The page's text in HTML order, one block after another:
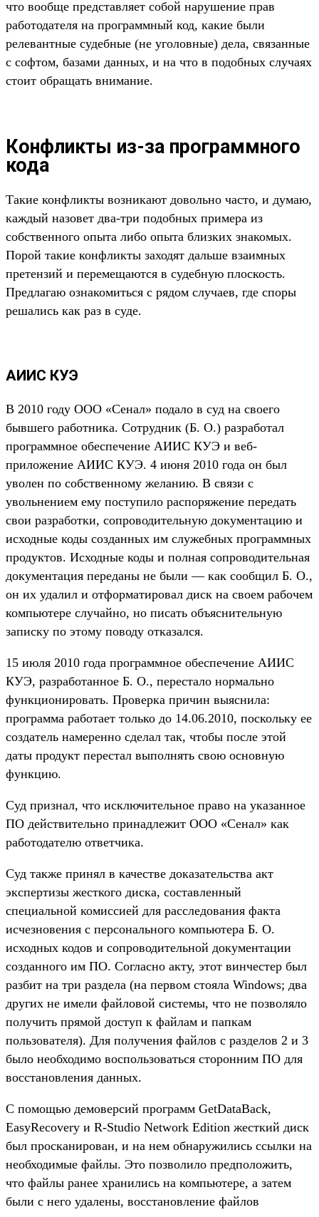
что вообще представляет собой нарушение прав
работодателя на программный код, какие были
релевантные судебные (не уголовные) дела, связанные
с софтом, базами данных, и на что в подобных случаях
стоит обращать внимание.
Конфликты из-за программного
кода
Такие конфликты возникают довольно часто, и думаю,
каждый назовет два-три подобных примера из
собственного опыта либо опыта близких знакомых.
Порой такие конфликты заходят дальше взаимных
претензий и перемещаются в судебную плоскость.
Предлагаю ознакомиться с рядом случаев, где споры
решались как раз в суде.
АИИС КУЭ
В 2010 году ООО «Сенал» подало в суд на своего
бывшего работника. Сотрудник (Б. О.) разработал
программное обеспечение АИИС КУЭ и веб-
приложение АИИС КУЭ. 4 июня 2010 года он был
уволен по собственному желанию. В связи с
увольнением ему поступило распоряжение передать
свои разработки, сопроводительную документацию и
исходные коды созданных им служебных программных
продуктов. Исходные коды и полная сопроводительная
документация переданы не были — как сообщил Б. О.,
он их удалил и отформатировал диск на своем рабочем
компьютере случайно, но писать объяснительную
записку по этому поводу отказался.
15 июля 2010 года программное обеспечение АИИС
КУЭ, разработанное Б. О., перестало нормально
функционировать. Проверка причин выяснила:
программа работает только до 14.06.2010, поскольку ее
создатель намеренно сделал так, чтобы после этой
даты продукт перестал выполнять свою основную
функцию.
Суд признал, что исключительное право на указанное
ПО действительно принадлежит ООО «Сенал» как
работодателю ответчика.
Суд также принял в качестве доказательства акт
экспертизы жесткого диска, составленный
специальной комиссией для расследования факта
исчезновения с персонального компьютера Б. О.
исходных кодов и сопроводительной документации
созданного им ПО. Согласно акту, этот винчестер был
разбит на три раздела (на первом стояла Windows; два
других не имели файловой системы, что не позволяло
получить прямой доступ к файлам и папкам
пользователя). Для получения файлов с разделов 2 и 3
было необходимо воспользоваться сторонним ПО для
восстановления данных.
С помощью демоверсий программ GetDataBack,
EasyRecovery и R-Studio Network Edition жесткий диск
был просканирован, и на нем обнаружились ссылки на
необходимые файлы. Это позволило предположить,
что файлы ранее хранились на компьютере, а затем
были с него удалены, восстановление файлов